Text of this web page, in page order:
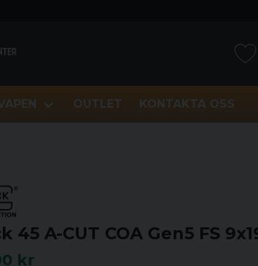
OUTLET KONTAKTA OSS
45 A-CUT COA Gen5 FS
kr